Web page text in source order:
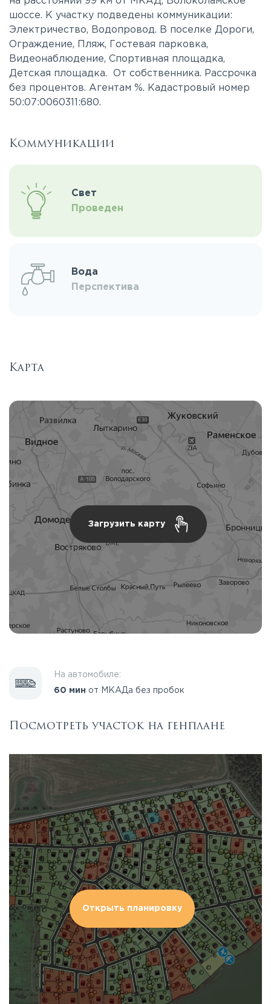
шоссе. К участку подведены коммуникации:
Электричество, Водопровод. В поселке Дороги,
Ограждение, Пляж, Гостевая парковка,
Видеонаблюдение, Спортивная площадка,
Детская площадка. От собственника. Рассрочка
без процентов. Агентам %. Кадастровый номер
50:07:0060311:680.
Коммуникации
Свет
Проведен
Вода
Перспектива
Карта
Загрузить карту
На автомобиле:
60 мин от МКАДа без пробок
Посмотреть участок на генплане
Открыть планировку